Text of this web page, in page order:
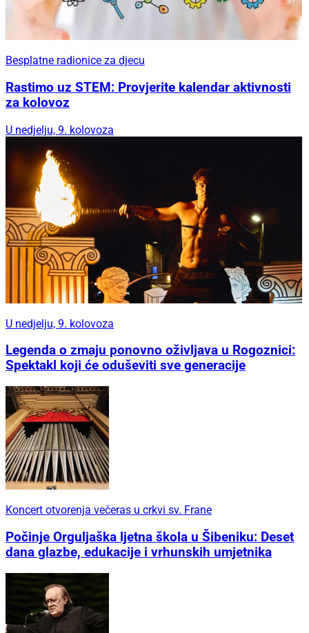
Besplatne radionice za djecu
Rastimo uz STEM: Provjerite kalendar aktivnosti
za kolovoz
U nedjelju, 9. kolovoza
U nedjelju, 9. kolovoza
Legenda o zmaju ponovno oživljava u Rogoznici:
Spektakl koji će oduševiti sve generacije
Koncert otvorenja večeras u crkvi sv. Frane
Počinje Orguljaška ljetna škola u Šibeniku: Deset
dana glazbe, edukacije i vrhunskih umjetnika